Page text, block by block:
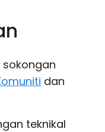
sokongan
dan
teknikal